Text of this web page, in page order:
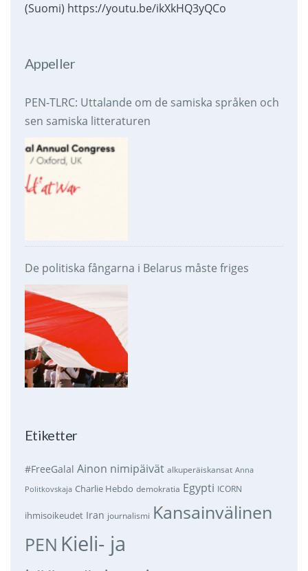
(Suomi) https://youtu.be/ikXkHQ3yQCo
Appeller
PEN-TLRC: Uttalande om de samiska språken och
sen samiska litteraturen
De politiska fångarna i Belarus måste friges
Etiketter
#FreeGalal Ainon nimipäivät alkuperäiskansat Anna
Politkovskaja Charlie Hebdo demokratia Egypti ICORN
ihmisoikeudet Iran journalismi Kansainvälinen
PEN Kieli- ja